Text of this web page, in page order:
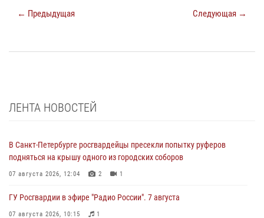
← Предыдущая Следующая →
ЛЕНТА НОВОСТЕЙ
В Санкт-Петербурге росгвардейцы пресекли попытку руферов
подняться на крышу одного из городских соборов
07 августа 2026, 12:04 2 1
ГУ Росгвардии в эфире "Радио России". 7 августа
07 августа 2026, 10:15 1